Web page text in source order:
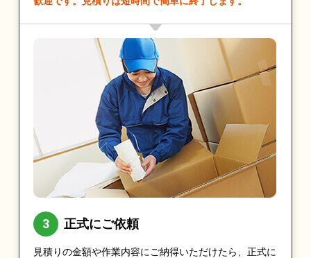
正式にご依頼
見積りの金額や作業内容にご納得いただけたら、正式に